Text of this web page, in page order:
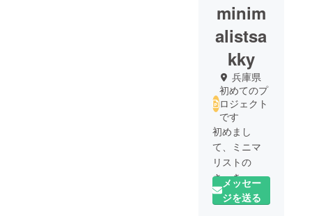
minim
alistsa
kky
兵庫県
初めてのプ
ロジェクト
です
初めまし
て、ミニマ
リストの
さっきぃー
と申しま
す。
メッセー
ジを送る